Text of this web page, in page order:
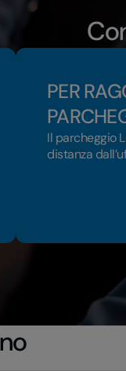
PER
Il parcheggio
distanza